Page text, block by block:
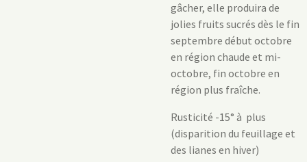
gâcher, elle produira de
jolies fruits sucrés dès le fin
septembre début octobre
en région chaude et mi-
octobre, fin octobre en
région plus fraîche.
Rusticité -15° à plus
(disparition du feuillage et
des lianes en hiver)